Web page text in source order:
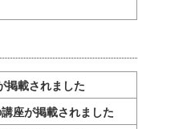
載されました
座が掲載されました